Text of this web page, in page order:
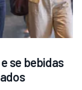
se bebidas